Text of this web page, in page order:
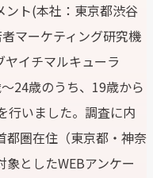
ント(本社：東京都渋谷
マーケティング研究機
イチマルキューラ
24歳のうち、19歳から
行いました。調査に内
都圏在住（東京都・神奈
としたWEBアンケー